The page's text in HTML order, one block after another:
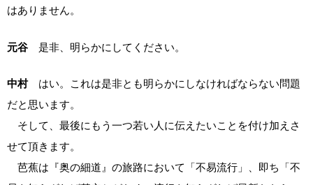
はありません。
元谷 是非、明らかにしてください。
中村 はい。これは是非とも明らかにしなければならない問題
だと思います。
そして、最後にもう一つ若い人に伝えたいことを付け加えさ
せて頂きます。
芭蕉は『奥の細道』の旅路において「不易流行」、即ち「不